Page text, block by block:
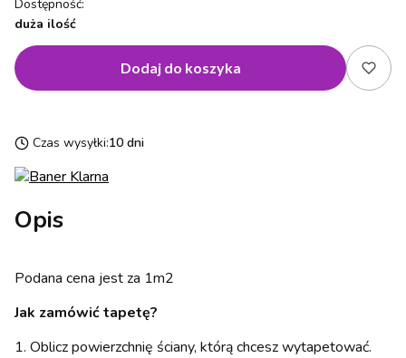
Dostępność:
duża ilość
Dodaj do koszyka
Czas wysyłki:10 dni
Opis
Podana cena jest za 1m2
Jak zamówić tapetę?
1. Oblicz powierzchnię ściany, którą chcesz wytapetować.